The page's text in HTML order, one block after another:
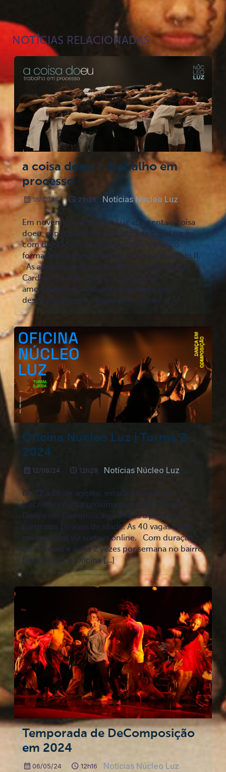
NOTÍCIAS RELACIONADAS
Notícias Relacionadas
a coisa doeu – trabalho em
processo
18/10/24 21h28 Notícias Núcleo Luz
Em novembro, o Núcleo Luz apresenta a coisa
doeu, espetáculo em processo de construção,
com direção de Chris Belluomini e elenco
formado por aprendizes da 5ª turma do Ciclo II.
As apresentações gratuitas no Teatro Sérgio
Cardoso e no Núcleo Luz serão uma
amostragem do trabalho que segue em
desenvolvimento. Esperamos vocês! […]
Oficina Núcleo Luz | Turma 2-
2024
12/08/24 12h28 Notícias Núcleo Luz
De 12 a 26 de agosto, estarão abertas as
inscrições para a próxima turma da Oficina
Dança em Composição, voltada a pessoas a
partir dos 16 anos de idade. As 40 vagas serão
preenchidas via sorteio online. Com duração
de 2 meses e aulas 2 vezes por semana no bairro
Bom Retiro, a Oficina […]
Temporada de DeComposição
em 2024
06/05/24 12h16 Notícias Núcleo Luz